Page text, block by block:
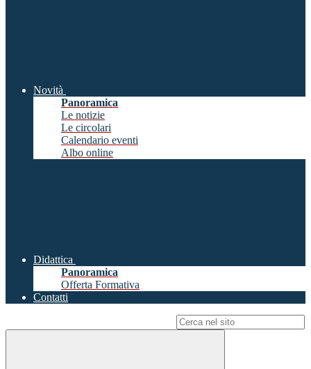
Novità
Panoramica
Le notizie
Le circolari
Calendario eventi
Albo online
Didattica
Panoramica
Offerta Formativa
Contatti